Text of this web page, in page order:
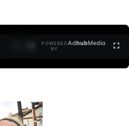
POWERED
BY
AdhubMedia